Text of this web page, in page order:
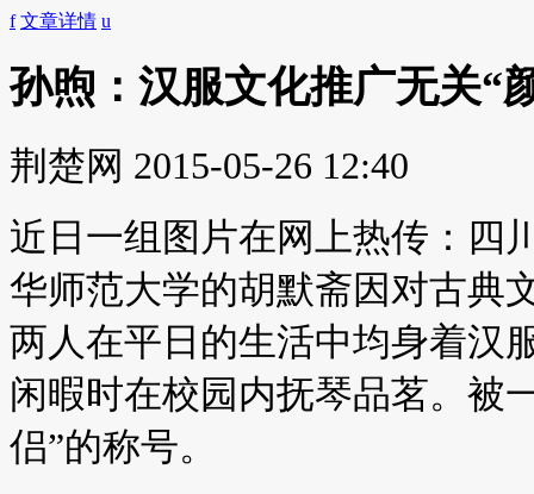
f 文章详情 u
孙煦：汉服文化推广无关“
荆楚网 2015-05-26 12:40
近日一组图片在网上热传：四
华师范大学的胡默斋因对古典
两人在平日的生活中均身着汉
闲暇时在校园内抚琴品茗。被
侣”的称号。